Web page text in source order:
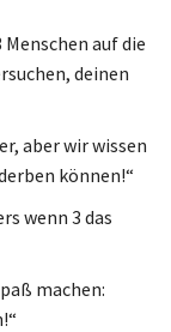
Menschen auf die
deinen
aber wir wissen
können!“
wenn 3 das
machen: